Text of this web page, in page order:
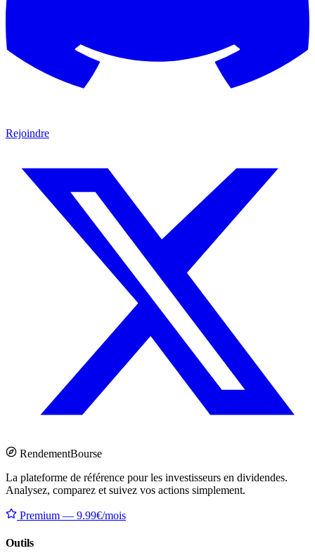
Rejoindre
RendementBourse
La plateforme de référence pour les investisseurs en dividendes.
Analysez, comparez et suivez vos actions simplement.
Premium — 9.99€/mois
Outils